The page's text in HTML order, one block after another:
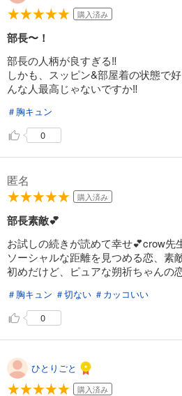
220円 (税込)
あらすじを表示する
購入済み
部長〜！
部長の人柄が良すぎる‼️
しかも、スッピン&部屋着の状態で
んな人最高じゃないですか‼️
＃胸キュン
0
匿名
購入済み
部長素敵💕
お試しの続きが読めて幸せ💕crow先
ソーシャルな距離を見つめる恋、素
初めだけど、ピュアな朔祈ちゃんの
＃胸キュン ＃切ない ＃カッコいい
0
ひとりごと
購入済み